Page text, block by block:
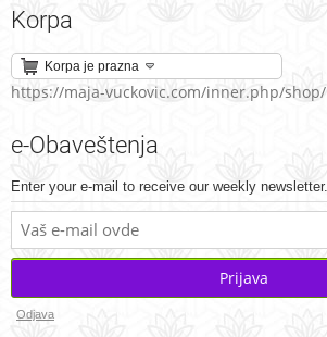
Korpa
Korpa je prazna
https://maja-vuckovic.com/inner.php/shop/
e-Obaveštenja
Enter your e-mail to receive our weekly newsletter.
Prijava
Odjava